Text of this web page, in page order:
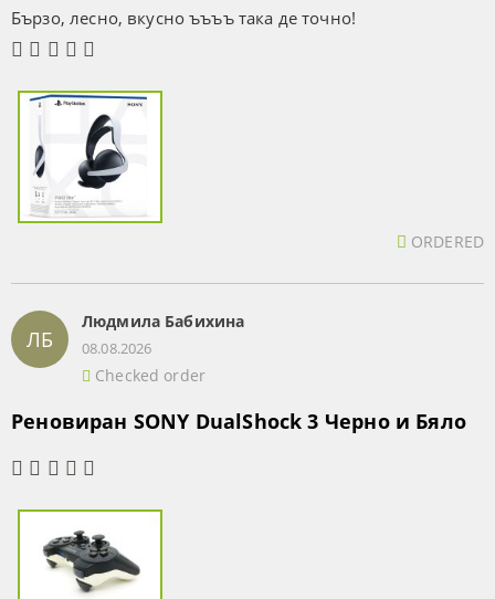
Бързо, лесно, вкусно ъъъъ така де точно!
ORDERED
ЛБ
Людмила Бабихина
08.08.2026
Checked order
Реновиран SONY DualShock 3 Черно и Бяло